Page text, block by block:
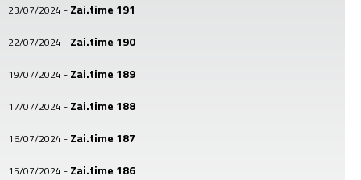
23/07/2024 - Zai.time 191
22/07/2024 - Zai.time 190
19/07/2024 - Zai.time 189
17/07/2024 - Zai.time 188
16/07/2024 - Zai.time 187
15/07/2024 - Zai.time 186